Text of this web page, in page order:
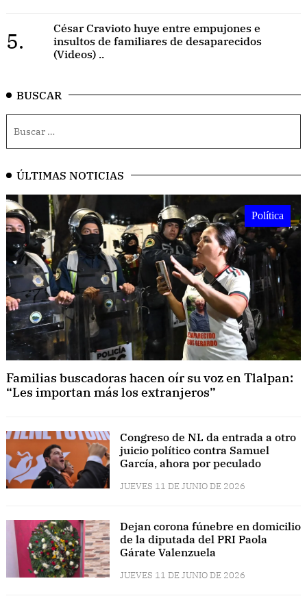
5.
César Cravioto huye entre empujones e
insultos de familiares de desaparecidos
(Videos) ..
BUSCAR
ÚLTIMAS NOTICIAS
Política
Familias buscadoras hacen oír su voz en Tlalpan:
“Les importan más los extranjeros”
Congreso de NL da entrada a otro
juicio político contra Samuel
García, ahora por peculado
JUEVES 11 DE JUNIO DE 2026
Dejan corona fúnebre en domicilio
de la diputada del PRI Paola
Gárate Valenzuela
JUEVES 11 DE JUNIO DE 2026